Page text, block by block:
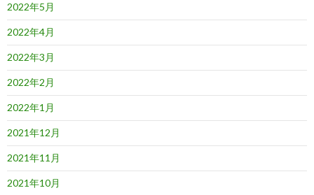
2022年5月
2022年4月
2022年3月
2022年2月
2022年1月
2021年12月
2021年11月
2021年10月